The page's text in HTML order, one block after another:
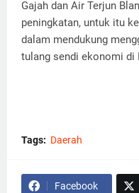
Gajah dan Air Terjun
peningkatan, untuk itu
dalam mendukung
tulang sendi ekonomi di
Tags: Daerah
Facebook